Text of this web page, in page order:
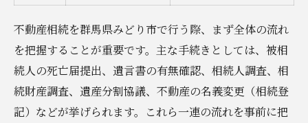
必要書類のチェックポイントを紹介
期限内に手続きするための対策
名義変更でよくあるトラブル事例
家族争いを避ける不動産相続の秘訣
不動産相続を群馬県みどり市で行う際、まず全体の流れ
を把握することが重要です。主な手続きとしては、被相
続人の死亡届提出、遺言書の有無確認、相続人調査、相
続財産調査、遺産分割協議、不動産の名義変更（相続登
記）などが挙げられます。これら一連の流れを事前に把